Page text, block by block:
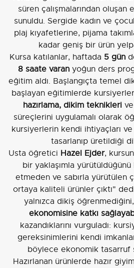
süren çalışmalarından
sunuldu. Sergide kadın ve
plaj kıyafetlerine, pijama
kadar geniş bir ürün
Kursa katılanlar, haftada 5 gün
8 saate varan yoğun ders
eğitim aldı. Başlangıçta temel
başlayan eğitimlerde
hazırlama, dikim teknikleri ve
süreçlerini uygulamalı olarak
kursiyerlerin kendi ihtiyaçları
tasarlanıp üretildiği
Usta öğretici Hazel Ejder,
bir yaklaşımla
etmeden ve sabırla yürütülen
ortaya kaliteli ürünler çıktı"
yalnızca dikiş
ekonomisine katkı
kazandıklarını vurguladı:
gereksinimlerini kendi
böylece ekonomik tasarruf
Hazırlanan ürünlerde hazır